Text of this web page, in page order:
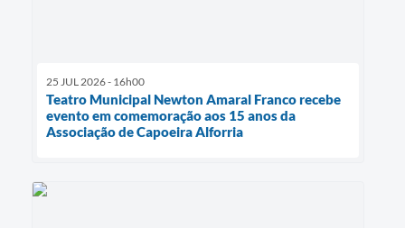
25 JUL 2026 - 16h00
Teatro Municipal Newton Amaral Franco recebe
evento em comemoração aos 15 anos da
Associação de Capoeira Alforria